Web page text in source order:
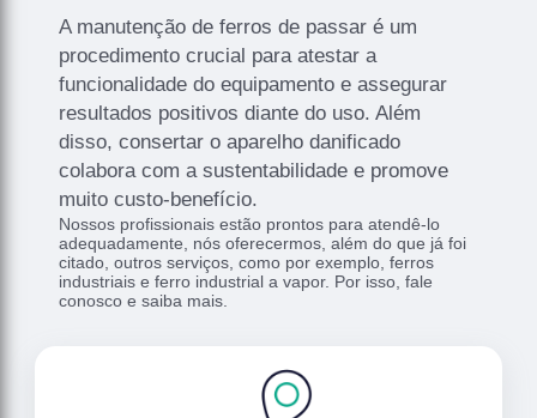
A manutenção de ferros de passar é um
procedimento crucial para atestar a
funcionalidade do equipamento e assegurar
resultados positivos diante do uso. Além
disso, consertar o aparelho danificado
colabora com a sustentabilidade e promove
muito custo-benefício.
Nossos profissionais estão prontos para atendê-lo
adequadamente, nós oferecermos, além do que já foi
citado, outros serviços, como por exemplo, ferros
industriais e ferro industrial a vapor. Por isso, fale
conosco e saiba mais.